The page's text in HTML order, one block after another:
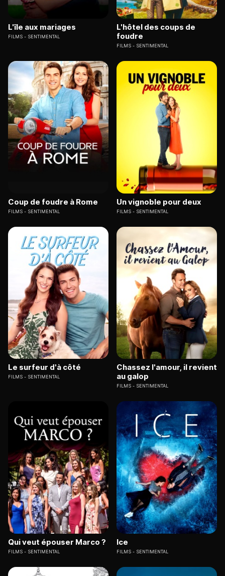
L'île aux mariages
FILMS SENTIMENTAL
L'hôtel des coups de
foudre
FILMS SENTIMENTAL
Coup de foudre à Rome
FILMS SENTIMENTAL
Un vignoble pour deux
FILMS SENTIMENTAL
Le surfeur d'à côté
FILMS SENTIMENTAL
Chassez l'amour, il revient
au galop
FILMS SENTIMENTAL
Qui veut épouser Marco ?
FILMS SENTIMENTAL
Ice
FILMS SENTIMENTAL